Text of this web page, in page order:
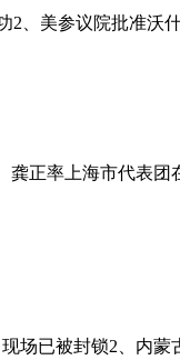
2、美参议院批准
正率上海市代表
场已被封锁2、内